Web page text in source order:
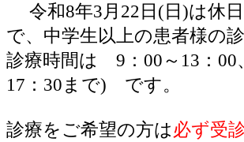
令和8年3月22日(日)は休
で、中学生以上の患者様の
診療時間は 9：00～13：
17：30まで) です。
診療をご希望の方は必ず受